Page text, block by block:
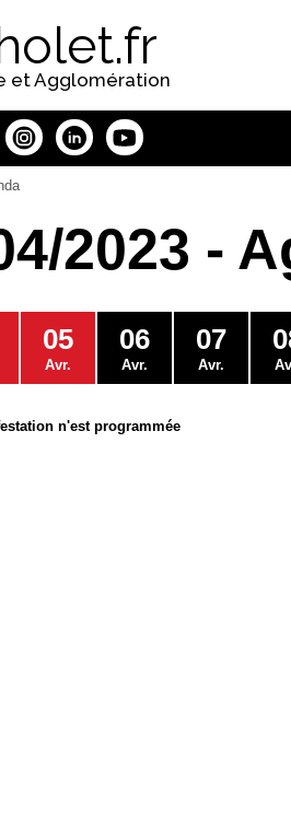
et Agglomération
2023 -
05
Avr.
06
Avr.
07
Avr.
n'est programmée